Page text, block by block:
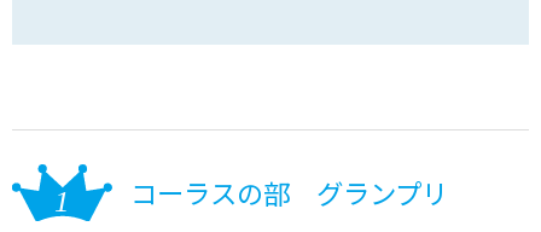
コーラスの部 グランプリ